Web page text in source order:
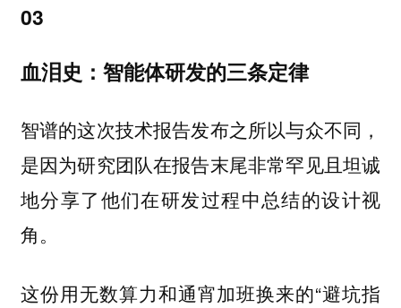
03
血泪史：智能体研发的三条定律
智谱的这次技术报告发布之所以与众不同，
是因为研究团队在报告末尾非常罕见且坦诚
地分享了他们在研发过程中总结的设计视
角。
这份用无数算力和通宵加班换来的“避坑指